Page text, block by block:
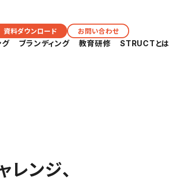
グ ブランディング 教育研修 STRUCTとは
資料ダウンロード お問い合わせ
レンジ、